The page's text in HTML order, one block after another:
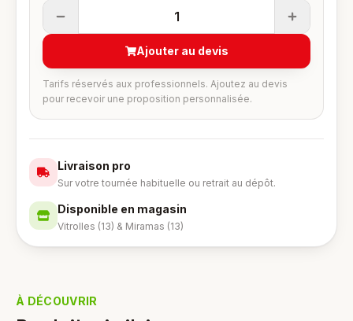
1
Ajouter au devis
Tarifs réservés aux professionnels. Ajoutez au devis
pour recevoir une proposition personnalisée.
Livraison pro
Sur votre tournée habituelle ou retrait au dépôt.
Disponible en magasin
Vitrolles (13) & Miramas (13)
À DÉCOUVRIR